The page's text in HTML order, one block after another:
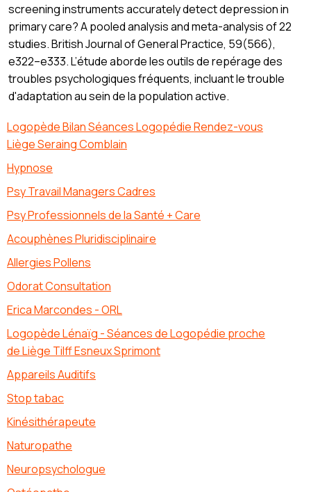
screening instruments accurately detect depression in
primary care? A pooled analysis and meta-analysis of 22
studies. British Journal of General Practice, 59(566),
e322–e333. L’étude aborde les outils de repérage des
troubles psychologiques fréquents, incluant le trouble
d'adaptation au sein de la population active.
Logopède Bilan Séances Logopédie Rendez-vous
Liège Seraing Comblain
Hypnose
Psy Travail Managers Cadres
Psy Professionnels de la Santé + Care
Acouphènes Pluridisciplinaire
Allergies Pollens
Odorat Consultation
Erica Marcondes - ORL
Logopède Lénaïg - Séances de Logopédie proche
de Liège Tilff Esneux Sprimont
Appareils Auditifs
Stop tabac
Kinésithérapeute
Naturopathe
Neuropsychologue